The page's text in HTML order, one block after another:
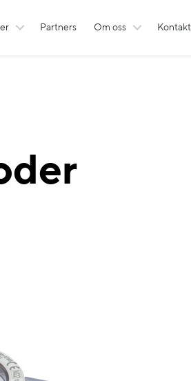
Partners Om oss Kontakt